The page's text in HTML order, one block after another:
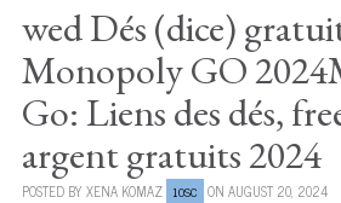
wed Dés (dice)
Monopoly GO
Go: Liens des dés,
argent gratuits 2024
POSTED BY XENA KOMAZ 10SC ON AUGUST 20, 2024